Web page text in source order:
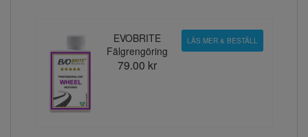
EVOBRITE
Fälgrengöring
79.00 kr
LÄS MER & BESTÄLL